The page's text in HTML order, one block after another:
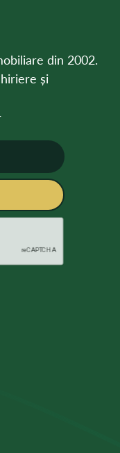
din 2002.
și